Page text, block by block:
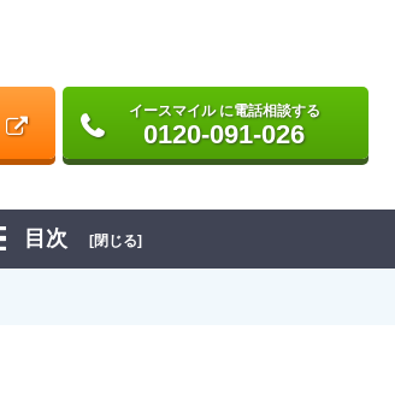
イースマイル に電話相談する
0120-091-026
目次 [閉じる]